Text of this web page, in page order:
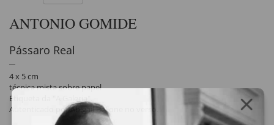
ANTONIO GOMIDE
Pássaro Real
4 x 5 cm
técnica mista sobre papel
Etiqueta da "A Galeria".
Autenticado por Abigail Bellone no verso.